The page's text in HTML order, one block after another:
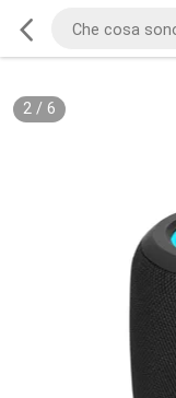
2/ 6